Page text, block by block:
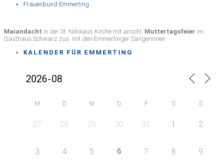
Frauenbund Emmerting
Maiandacht in der St. Nikolaus Kirche mit anschl. Muttertagsfeier im
Gasthaus Schwarz zus. mit den Emmertinger Sängerinnen
KALENDER FÜR EMMERTING
M D M D F S S
27 28 29 30 31 1 2
3 4 5 6 7 8 9